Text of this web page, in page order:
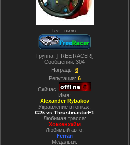
Тест-пилот
Группа: ]FREE RACER[
Сообщений: 304
Награды: 6
Репутация: 6
Сейчас:
Имя:
Alexander Rybakov
Управление в гонках:
G25 vs ThrustmasterF1
Любимая трасса:
Хоккенхайм
Любимый авто:
Ferrari
Медальки: